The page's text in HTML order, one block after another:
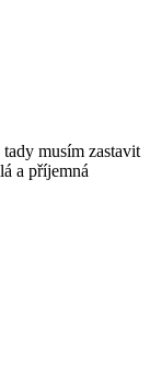
musím zastavit
a příjemná